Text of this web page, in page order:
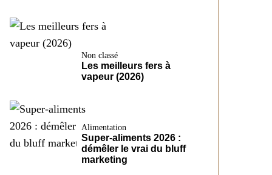
Non classé
Les meilleurs fers à
vapeur (2026)
Alimentation
Super-aliments 2026 :
démêler le vrai du bluff
marketing